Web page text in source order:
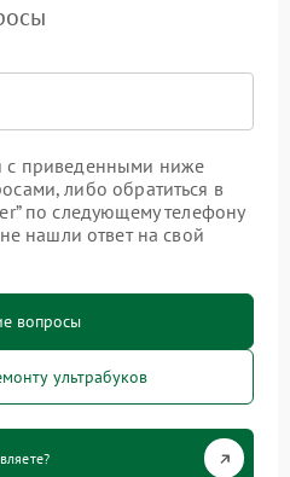
с приведенными ниже
либо обратиться в
по следующему телефону
нашли ответ на свой
вопросы
ультрабуков